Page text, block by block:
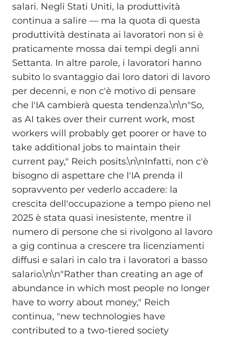
salari. Negli Stati Uniti, la produttività
continua a salire — ma la quota di questa
produttività destinata ai lavoratori non si è
praticamente mossa dai tempi degli anni
Settanta. In altre parole, i lavoratori hanno
subito lo svantaggio dai loro datori di lavoro
per decenni, e non c'è motivo di pensare
che l'IA cambierà questa tendenza.\n\n"So,
as AI takes over their current work, most
workers will probably get poorer or have to
take additional jobs to maintain their
current pay," Reich posits.\n\nInfatti, non c'è
bisogno di aspettare che l'IA prenda il
sopravvento per vederlo accadere: la
crescita dell'occupazione a tempo pieno nel
2025 è stata quasi inesistente, mentre il
numero di persone che si rivolgono al lavoro
a gig continua a crescere tra licenziamenti
diffusi e salari in calo tra i lavoratori a basso
salario.\n\n"Rather than creating an age of
abundance in which most people no longer
have to worry about money," Reich
continua, "new technologies have
contributed to a two-tiered society